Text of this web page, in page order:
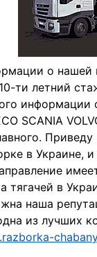
о нашей
ти летний
информации
SCANIA
в Украине,
тягачей в
наша
из лучших